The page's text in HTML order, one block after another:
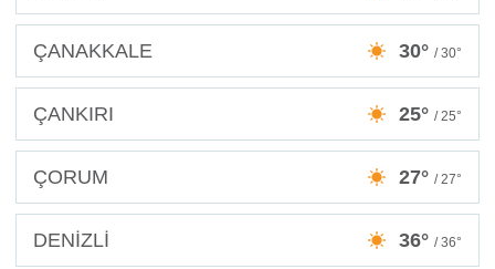
ÇANAKKALE 30° / 30°
ÇANKIRI 25° / 25°
ÇORUM 27° / 27°
DENİZLİ 36° / 36°